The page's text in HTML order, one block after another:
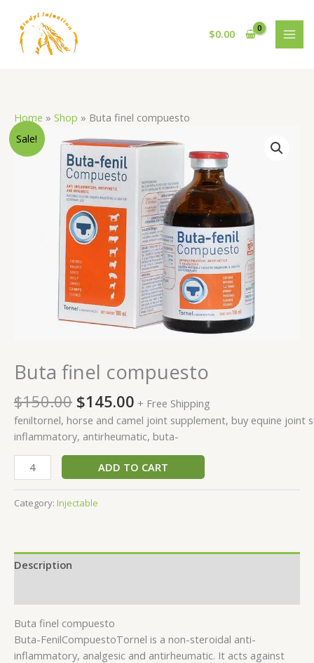
content
$0.00
Home » Shop » Buta finel compuesto
Sale!
Buta finel compuesto
$150.00
Original
price
was:
$150.00.
$145.00
price
$145.00.
+ Free Shipping
feniltornel, horse and camel joint supplement, buy equine joint
inflammatory, antirheumatic, buta-
Buta
finel
ADD TO CART
Category: Injectable
Description
Buta finel compuesto
Buta-FenilCompuestoTornel is a non-steroidal anti-
inflammatory, analgesic and antirheumatic. It acts against